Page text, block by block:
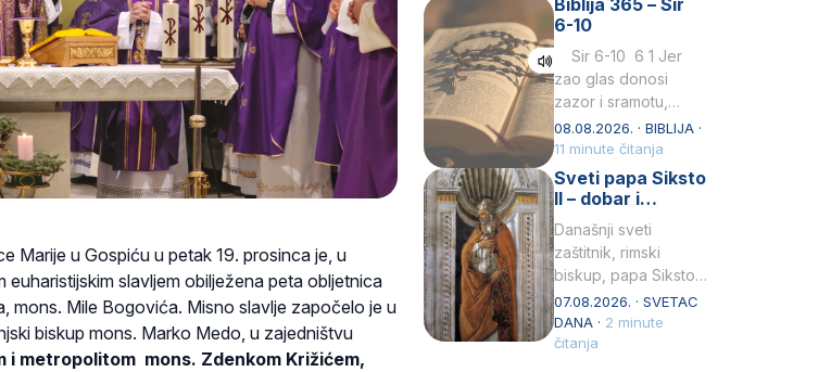
Marije u Gospiću u petak 19. prosinca je, u
slavljem obilježena peta obljetnica
mons. Mile Bogovića. Misno slavlje započelo je u
biskup mons. Marko Medo, u zajedništvu
i metropolitom mons. Zdenkom Križićem,
Praedicatorum – OP).
Svojim životom,
dubokom ljubavlju
prema Kristu…
Biblija 365 – Sir
6-10
Sir 6-10 6 1 Jer
zao glas donosi
zazor i sramotu,
kako to biva
grešniku
licemjernom.2 Ne
predaj se u…
08.08.2026. · BIBLIJA ·
11 minute čitanja
Sveti papa Siksto
II – dobar i
miroljubiv pastir
Današnji sveti
zaštitnik, rimski
biskup, papa Siksto
(Sixtus) II, prema
knjizi Liber
Pontificalis bio je
07.08.2026. · SVETAC
DANA · 2 minute
čitanja